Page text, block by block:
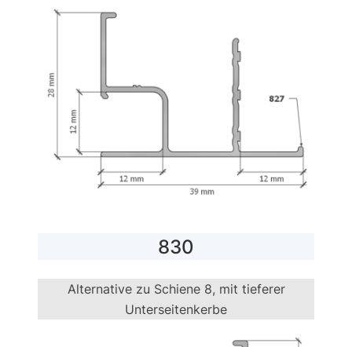
830
Alternative zu Schiene 8, mit tieferer
Unterseitenkerbe